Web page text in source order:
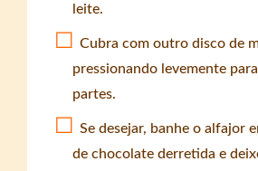
leite.
Cubra com outro disco de
pressionando levemente
partes.
Se desejar, banhe o alfajor
de chocolate derretida e